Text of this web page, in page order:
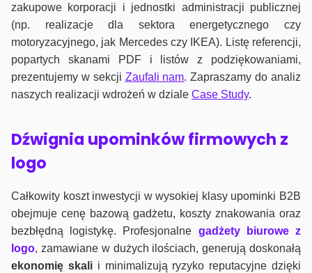
zakupowe korporacji i jednostki administracji publicznej
(np. realizacje dla sektora energetycznego czy
motoryzacyjnego, jak Mercedes czy IKEA). Listę referencji,
popartych skanami PDF i listów z podziękowaniami,
prezentujemy w sekcji Zaufali nam. Zapraszamy do analiz
naszych realizacji wdrożeń w dziale Case Study.
Dźwignia upominków firmowych z
logo
Całkowity koszt inwestycji w wysokiej klasy upominki B2B
obejmuje cenę bazową gadżetu, koszty znakowania oraz
bezbłędną logistykę. Profesjonalne gadżety biurowe z
logo, zamawiane w dużych ilościach, generują doskonałą
ekonomię skalii minimalizują ryzyko reputacyjne dzięki